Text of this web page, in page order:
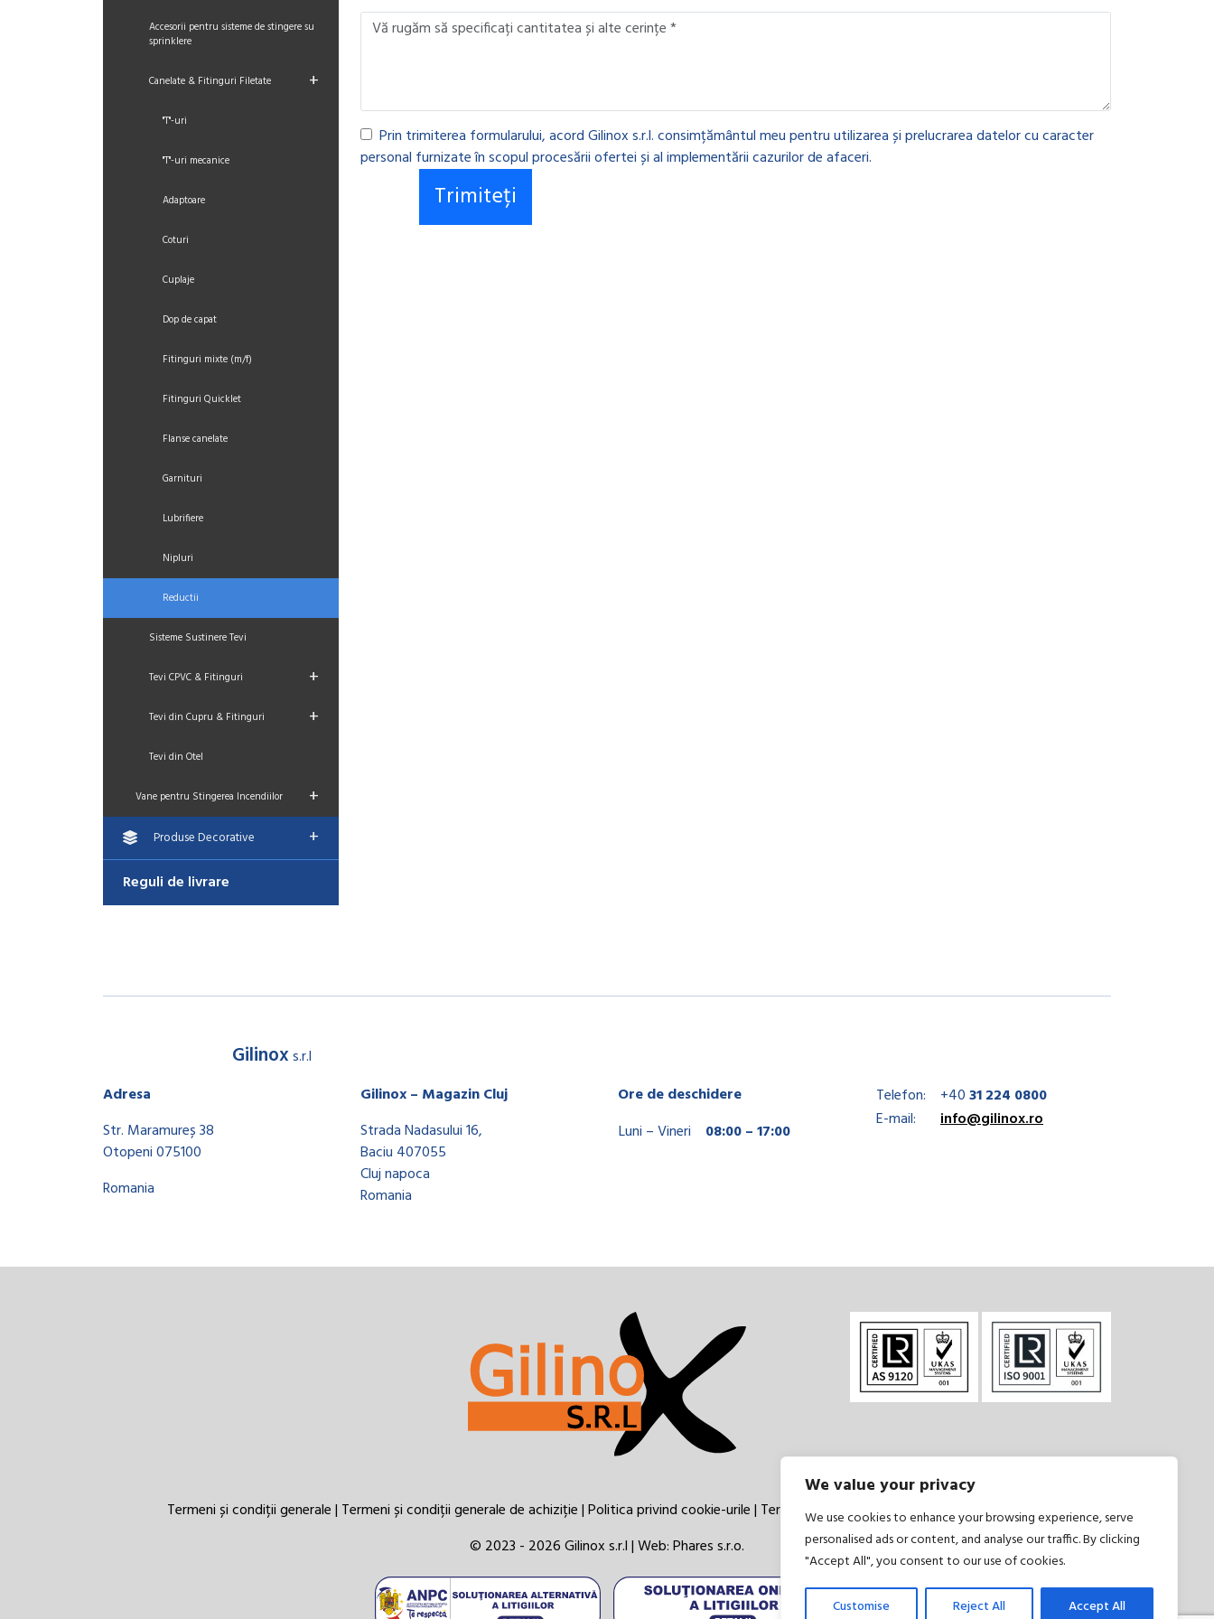
We value your privacy
We use cookies to enhance your browsing experience, serve
personalised ads or content, and analyse our traffic. By clicking
"Accept All", you consent to our use of cookies.
Customise Reject All Accept All
Accesorii pentru sisteme de stingere su
sprinklere
Canelate & Fitinguri Filetate +
"T"-uri
"T"-uri mecanice
Adaptoare
Coturi
Cuplaje
Dop de capat
Fitinguri mixte (m/f)
Fitinguri Quicklet
Flanse canelate
Garnituri
Lubrifiere
Nipluri
Reductii
Sisteme Sustinere Tevi
Tevi CPVC & Fitinguri +
Tevi din Cupru & Fitinguri +
Tevi din Otel
Vane pentru Stingerea Incendiilor +
Produse Decorative +
Reguli de livrare
Prin trimiterea formularului, acord Gilinox s.r.l. consimțământul meu pentru utilizarea și prelucrarea datelor cu caracter
personal furnizate în scopul procesării ofertei și al implementării cazurilor de afaceri.
Gilinoxs.r.l
Adresa
Str. Maramureș 38
Otopeni 075100
Romania
Gilinox – Magazin Cluj
Strada Nadasului 16,
Baciu 407055
Cluj napoca
Romania
Ore de deschidere
Luni – Vineri
08:00 – 17:00
Telefon: +4031 224 0800
E-mail:
info@gilinox.ro
Termeni și condiții generale| Termeni și condiții generale de achiziție|Politica privind cookie-urile| Termeni și condiții|Politică de confidențialitate
© 2023 - 2026 Gilinox s.r.l | Web:Phares s.r.o.